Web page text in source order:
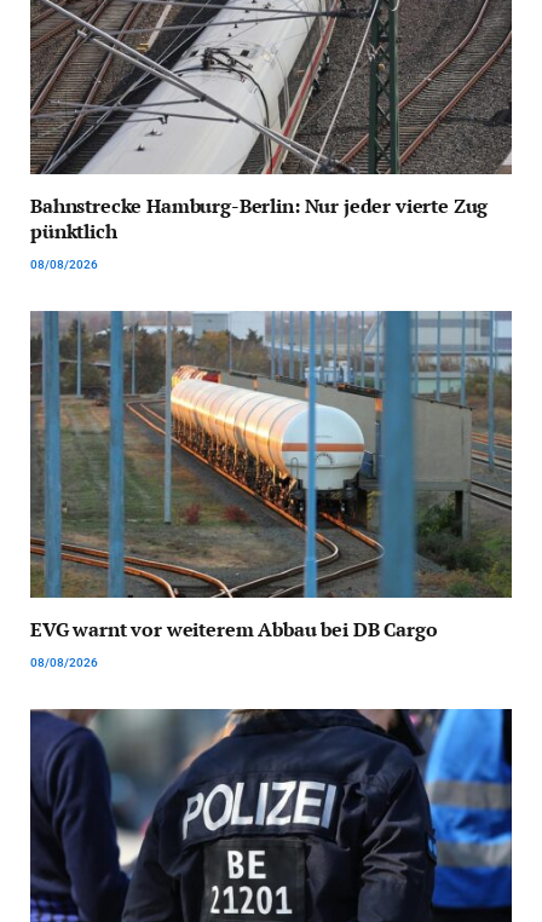
Bahnstrecke Hamburg-Berlin: Nur jeder vierte Zug
pünktlich
08/08/2026
EVG warnt vor weiterem Abbau bei DB Cargo
08/08/2026